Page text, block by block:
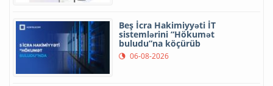
Beş İcra Hakimiyyəti İT
sistemlərini “Hökumət
buludu”na köçürüb
06-08-2026